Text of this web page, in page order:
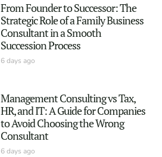
From Founder to Successor: The
Strategic Role of a Family Business
Consultant in a Smooth
Succession Process
6 days ago
Management Consulting vs Tax,
HR, and IT: A Guide for Companies
to Avoid Choosing the Wrong
Consultant
6 days ago